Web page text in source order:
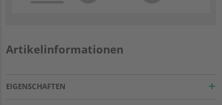
Artikelinformationen
EIGENSCHAFTEN